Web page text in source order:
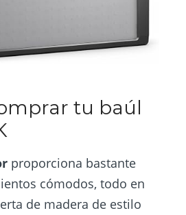
tu baúl
proporciona bastante
cómodos, todo en
de madera de estilo